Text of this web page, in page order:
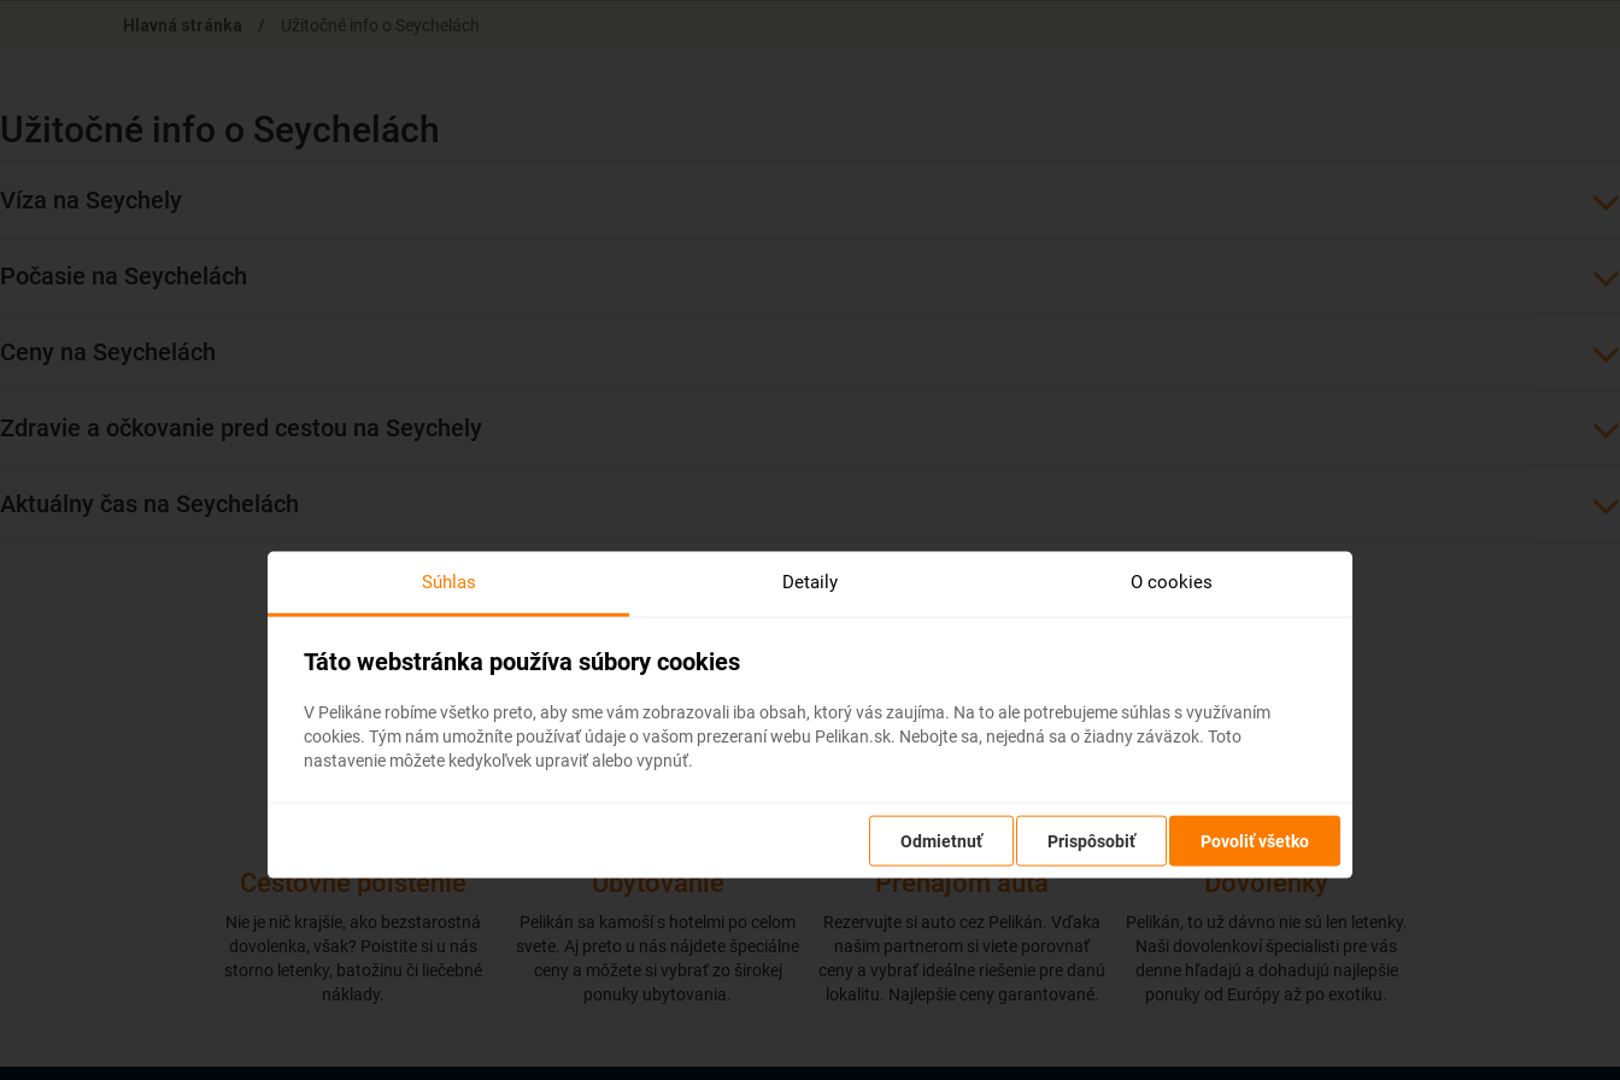
Hlavná stránka / Užitočné info o Seychelách
Užitočné info o Seychelách
Víza na Seychely
Počasie na Seychelách
Ceny na Seychelách
Zdravie a očkovanie pred cestou na Seychely
Aktuálny čas na Seychelách
Objednajte si od Pelikána
Cestovné poistenie
Nie je nič krajšie, ako bezstarostná
dovolenka, však? Poistite si u nás
storno letenky, batožinu či liečebné
náklady.
Ubytovanie
Pelikán sa kamoší s hotelmi po celom
svete. Aj preto u nás nájdete špeciálne
ceny a môžete si vybrať zo širokej
ponuky ubytovania.
Prenájom auta
Rezervujte si auto cez Pelikán. Vďaka
našim partnerom si viete porovnať
ceny a vybrať ideálne riešenie pre danú
lokalitu. Najlepšie ceny garantované.
Dovolenky
Pelikán, to už dávno nie sú len letenky.
Naši dovolenkoví špecialisti pre vás
denne hľadajú a dohadujú najlepšie
ponuky od Európy až po exotiku.
Súhlas Detaily O cookies
Táto webstránka používa súbory cookies
V Pelikáne robíme všetko preto, aby sme vám zobrazovali iba obsah, ktorý vás zaujíma. Na to ale potrebujeme súhlas s využívaním
cookies. Tým nám umožníte používať údaje o vašom prezeraní webu Pelikan.sk. Nebojte sa, nejedná sa o žiadny záväzok. Toto
nastavenie môžete kedykoľvek upraviť alebo vypnúť.
Odmietnuť Prispôsobiť Povoliť všetko